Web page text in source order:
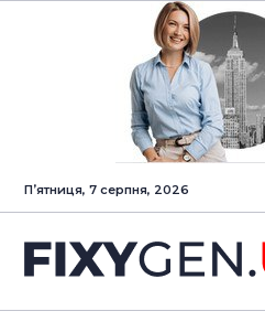
Пʼятниця, 7 серпня, 2026